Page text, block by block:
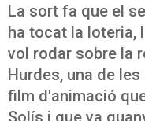
La sort fa que el
ha tocat la loteria,
vol rodar sobre la
Hurdes, una de
film d'animació
Solís i que va